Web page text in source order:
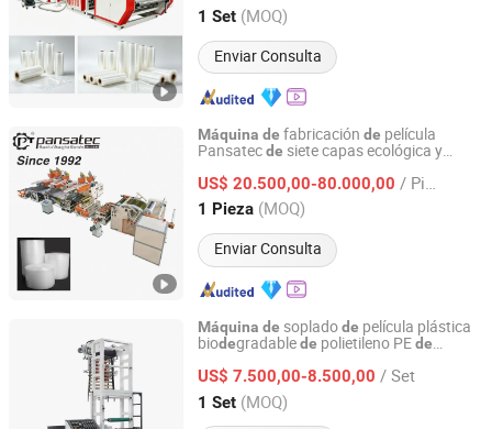
1 Set (MOQ)
Enviar Consulta
Zhejiang, China Desde 2009
Máquina de fabricación de película
Pansatecde siete capas ecológica y
US$ 20.500,00-80.000,00 / Pieza
1 Pieza (MOQ)
Enviar Consulta
Shanghai Shenxin Plastic Machinery Factory
Shanghai, China Desde 2025
Máquina de sopladode película plástica
biodegradablede polietileno PEde
automática, pequeña extrusora
soplado
US$ 7.500,00-8.500,00 / Set
1 Set (MOQ)
Ruian Mingfeng Machinery Co., Ltd.
Zhejiang, China Desde 2020